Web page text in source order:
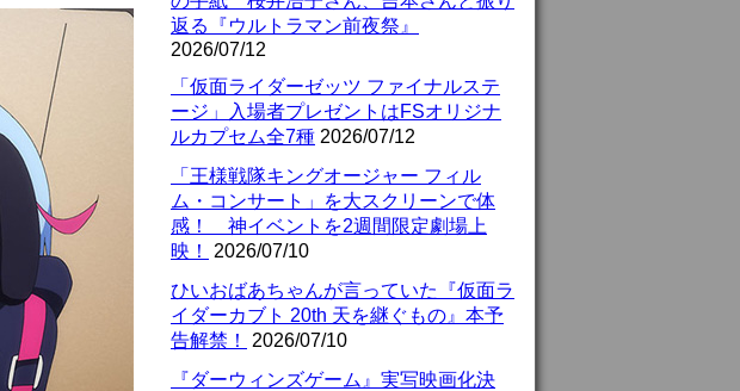
返る『ウルトラマン前夜祭』
2026/07/12
「仮面ライダーゼッツ ファイナルステ
ージ」入場者プレゼントはFSオリジナ
ルカプセム全7種 2026/07/12
「王様戦隊キングオージャー フィル
ム・コンサート」を大スクリーンで体
感！ 神イベントを2週間限定劇場上
映！
2026/07/10
ひいおばあちゃんが言っていた『仮面ラ
イダーカブト 20th 天を継ぐもの』本予
告解禁！
2026/07/10
『ダーウィンズゲーム』実写映画化決